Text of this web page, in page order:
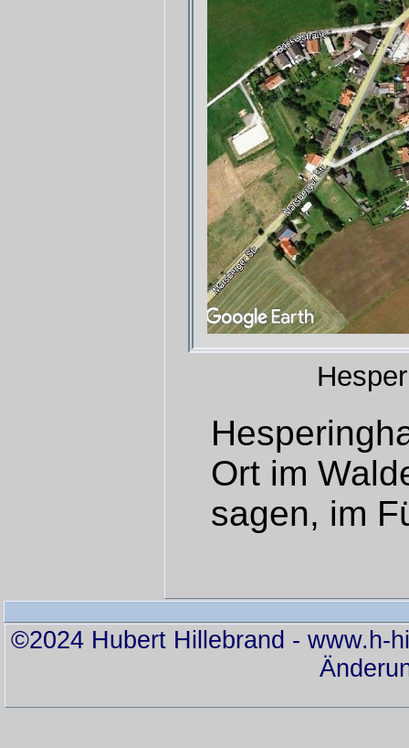
Ort im
sagen, im
©2024 Hubert Hillebrand - www.h-